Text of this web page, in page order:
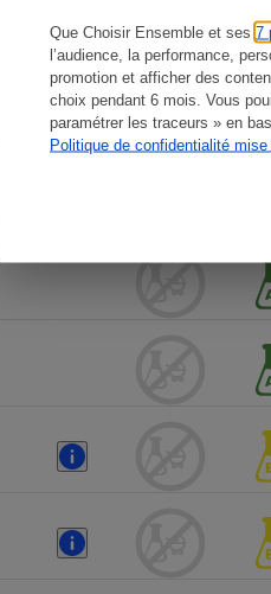
Que Choisir Ensemble et ses 7
l’audience, la performance,
promotion et afficher des
choix pendant 6 mois. Vous
paramétrer les traceurs » en
Politique de confidentialité